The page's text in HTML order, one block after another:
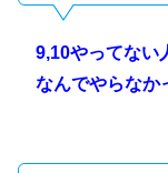
9,10やってない
なんでやらなか